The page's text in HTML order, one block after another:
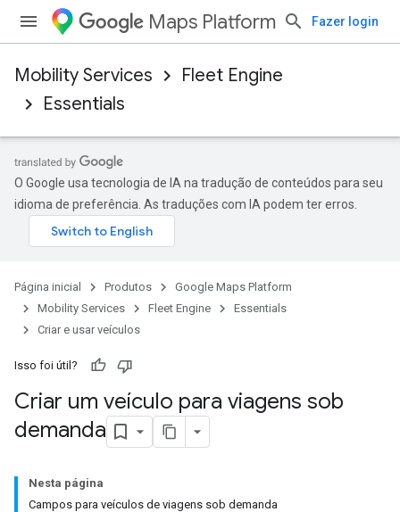
Maps Platform Fazer login
Mobility Services
Fleet Engine
Essentials
O Google usa tecnologia de IA na tradução de conteúdos para seu
idioma de preferência. As traduções com IA podem ter erros.
Página inicial Produtos
Google Maps Platform
Mobility Services
Fleet Engine
Essentials
Criar e usar veículos
Isso foi útil?
Criar um veículo para viagens sob
demanda
Nesta página
Campos para veículos de viagens sob demanda